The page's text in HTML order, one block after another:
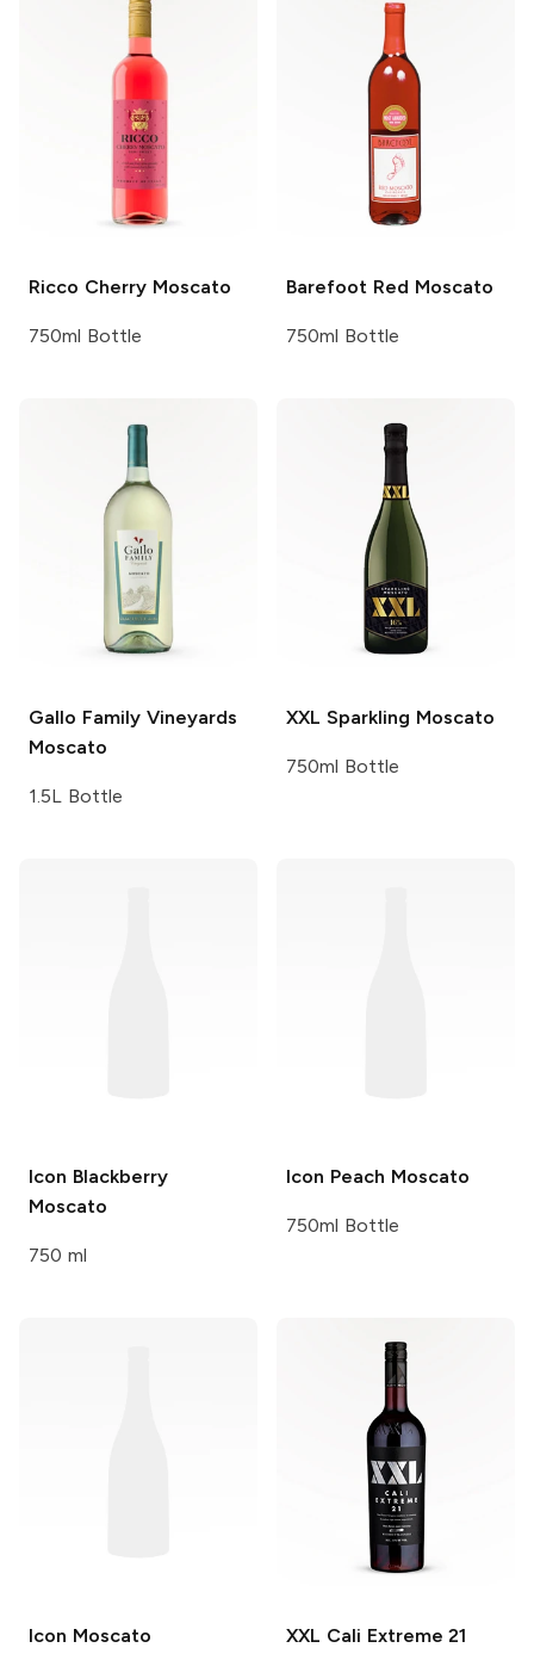
Ricco Cherry Moscato
750ml Bottle
Barefoot Red Moscato
750ml Bottle
Gallo Family Vineyards
Moscato
1.5L Bottle
XXL Sparkling Moscato
750ml Bottle
Icon Blackberry
Moscato
750 ml
Icon Peach Moscato
750ml Bottle
Icon Moscato XXL Cali Extreme 21